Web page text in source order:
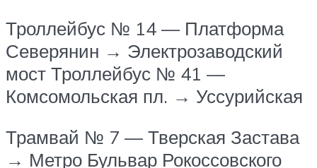
Троллейбус № 14 — Платформа
Северянин → Электрозаводский
мост Троллейбус № 41 —
Комсомольская пл. → Уссурийская
Трамвай № 7 — Тверская Застава
→ Метро Бульвар Рокоссовского